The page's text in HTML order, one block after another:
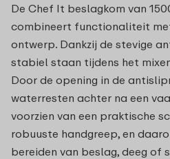
De Chef It beslagkom van
combineert functionaliteit
ontwerp. Dankzij de stevige
stabiel staan tijdens het
Door de opening in de
waterresten achter na een
voorzien van een praktische
robuuste handgreep, en
bereiden van beslag, deeg of